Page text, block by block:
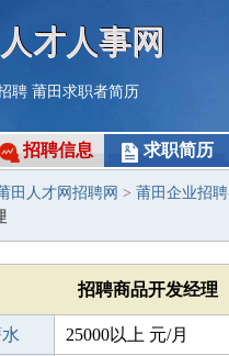
才人事网
聘 莆田求职者简历
招聘信息 求职简历
田人才网招聘网 > 莆田企业招聘
招聘商品开发经理
25000以上 元/月